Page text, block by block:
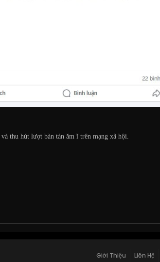
và thu hút lượt bàn tán ăm ĩ trên mạng xã hội.
Giới Thiệu Liên Hệ